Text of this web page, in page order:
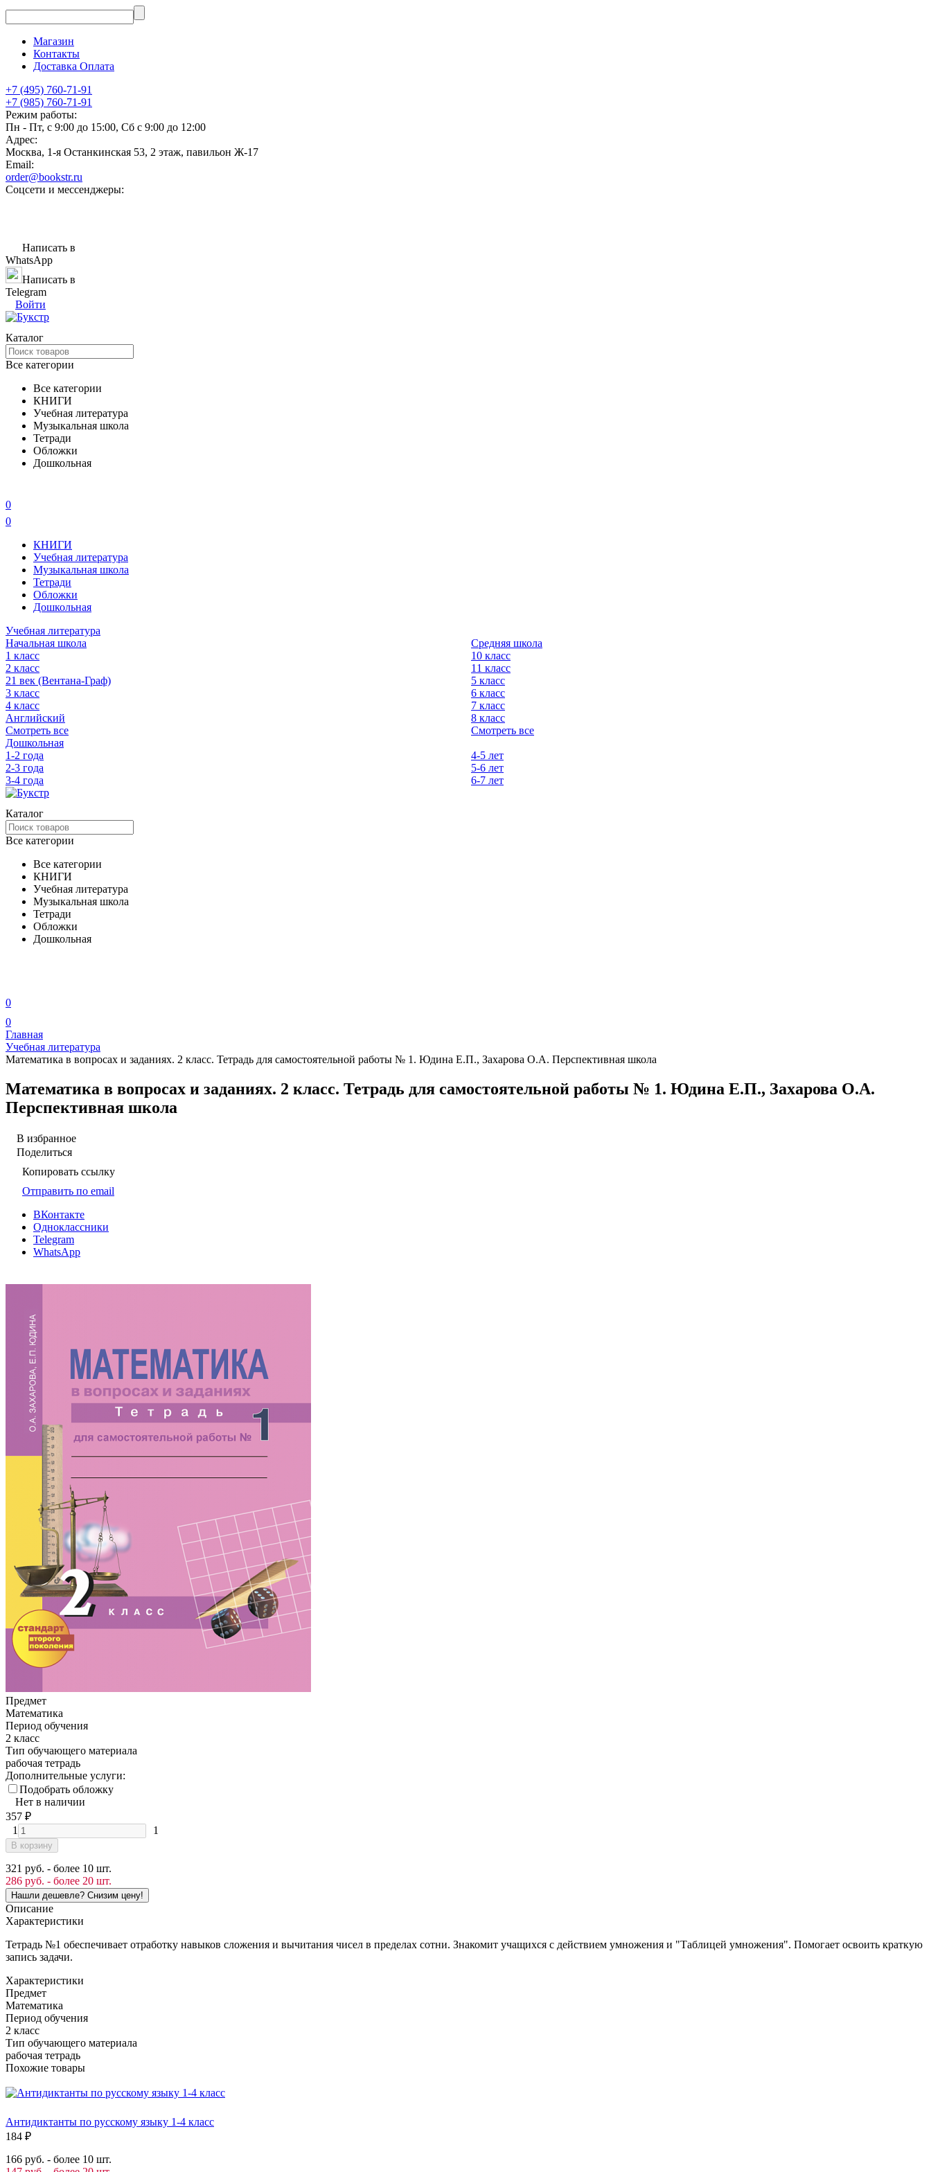
Магазин
Контакты
Доставка Оплата
+7 (495) 760-71-91
+7 (985) 760-71-91
Режим работы:
Пн - Пт, с 9:00 до 15:00, Сб с 9:00 до 12:00
Адрес:
Москва, 1-я Останкинская 53, 2 этаж, павильон Ж-17
Email:
order@bookstr.ru
Соцсети и мессенджеры:
Написать в
WhatsApp
Написать в
Telegram
Войти
Каталог
Все категории
Все категории
КНИГИ
Учебная литература
Музыкальная школа
Тетради
Обложки
Дошкольная
0
0
КНИГИ
Учебная литература
Музыкальная школа
Тетради
Обложки
Дошкольная
Учебная литература
Начальная школа
1 класс
2 класс
21 век (Вентана-Граф)
3 класс
4 класс
Английский
Смотреть все
Средняя школа
10 класс
11 класс
5 класс
6 класс
7 класс
8 класс
Смотреть все
Дошкольная
1-2 года
2-3 года
3-4 года
4-5 лет
5-6 лет
6-7 лет
Каталог
Все категории
Все категории
КНИГИ
Учебная литература
Музыкальная школа
Тетради
Обложки
Дошкольная
0
0
Главная
Учебная литература
Математика в вопросах и заданиях. 2 класс. Тетрадь для самостоятельной работы № 1. Юдина Е.П., Захарова О.А. Перспективная школа
Математика в вопросах и заданиях. 2 класс. Тетрадь для самостоятельной работы № 1. Юдина Е.П., Захарова О.А.
Перспективная школа
В избранное
Поделиться
Копировать ссылку
Отправить по email
ВКонтакте
Одноклассники
Telegram
WhatsApp
Предмет
Математика
Период обучения
2 класс
Тип обучающего материала
рабочая тетрадь
Дополнительные услуги:
Подобрать обложку
Нет в наличии
357 ₽
1
1
В корзину
321 руб. - более 10 шт.
286 руб. - более 20 шт.
Описание
Характеристики
Тетрадь №1 обеспечивает отработку навыков сложения и вычитания чисел в пределах сотни. Знакомит учащихся с действием умножения и "Таблицей умножения". Помогает освоить краткую
запись задачи.
Характеристики
Предмет
Математика
Период обучения
2 класс
Тип обучающего материала
рабочая тетрадь
Похожие товары
Антидиктанты по русскому языку 1-4 класс
184 ₽
166 руб. - более 10 шт.